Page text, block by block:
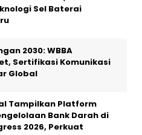
Sel Baterai
2030: WBBA
Sertifikasi Komunikasi
Global
Tampilkan Platform
Bank Darah di
2026, Perkuat